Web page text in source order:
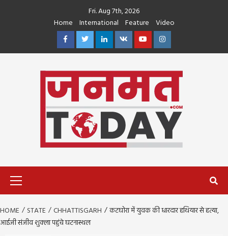
Fri. Aug 7th, 2026
Home
International Feature
Video
FacebookTwitterLinkedin
VK YoutubeInstagram
HOME STATE CHHATTISGARH
कटघोरा में युवक की धारदार हथियार से हत्या,
आईजी संजीव शुक्ला पहुंचे घटनास्थल